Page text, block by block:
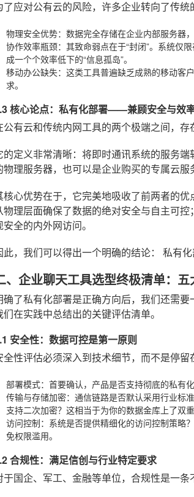
了应对公有云的风险，许多企业转向了传
物理安全优势：数据完全存储在企业内部服务器
协作效率瓶颈：其致命弱点在于“封闭”。系统仅
成一个个效率低下的“信息孤岛”。
移动办公缺失：这类工具普遍缺乏成熟的移动客
求。
核心论点：私有化部署——兼顾安全与效
公有云和传统内网工具的两个极端之间，
的定义非常清晰：将即时通讯系统的服务端
物理服务器，也可以是企业购买的专属云服
核心优势在于，它完美地吸收了前两者的
物理层面确保了数据的绝对安全与自主可
安全的内外网访问。
此，我们可以得出一个明确的结论： 私有化
、企业聊天工具选型终极清单：
确了私有化部署是正确方向后，我们还需
们在实践中总结出的关键评估清单。
安全性：数据可控是第一原则
全性评估必须深入到技术细节，而不是停留
部署模式：首要确认，产品是否支持彻底的私有
传输与存储加密：通信链路是否默认采用行业标
支持二次加密？这相当于为你的数据金库上了双重
访问控制：系统是否提供精细化的访问控制策略
免权限滥用。
合规性：满足信创与行业特定要求
于国企、军工、金融等单位，合规性是一条